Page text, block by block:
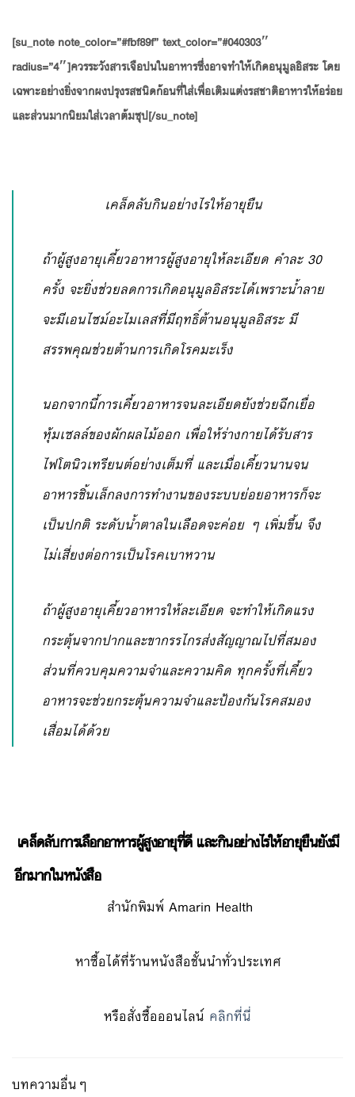
[su_note note_color=”#fbf89f” text_color=”#040303″
radius=”4″]ควรระวังสารเจือปนในอาหารซึ่งอาจทำให้เกิดอนุมูลอิสระ โดย
เฉพาะอย่างยิ่งจากผงปรุงรสชนิดก้อนที่ใส่เพื่อเติมแต่งรสชาติอาหารให้อร่อย
และส่วนมากนิยมใส่เวลาต้มซุป[/su_note]
เคล็ดลับกินอย่างไรให้อายุยืน
ถ้าผู้สูงอายุเคี้ยวอาหารผู้สูงอายุให้ละเอียด คำละ 30
ครั้ง จะยิ่งช่วยลดการเกิดอนุมูลอิสระได้เพราะน้ำลาย
จะมีเอนไซม์อะไมเลสที่มีฤทธิ์ต้านอนุมูลอิสระ มี
สรรพคุณช่วยต้านการเกิดโรคมะเร็ง
นอกจากนี้การเคี้ยวอาหารจนละเอียดยังช่วยฉีกเยื่อ
หุ้มเซลล์ของผักผลไม้ออก เพื่อให้ร่างกายได้รับสาร
ไฟโตนิวเทรียนต์อย่างเต็มที่ และเมื่อเคี้ยวนานจน
อาหารชิ้นเล็กลงการทำงานของระบบย่อยอาหารก็จะ
เป็นปกติ ระดับน้ำตาลในเลือดจะค่อย ๆ เพิ่มขึ้น จึง
ไม่เสี่ยงต่อการเป็นโรคเบาหวาน
ถ้าผู้สูงอายุเคี้ยวอาหารให้ละเอียด จะทำให้เกิดแรง
กระตุ้นจากปากและขากรรไกรส่งสัญญาณไปที่สมอง
ส่วนที่ควบคุมความจำและความคิด ทุกครั้งที่เคี้ยว
อาหารจะช่วยกระตุ้นความจำและป้องกันโรคสมอง
เสื่อมได้ด้วย
เคล็ดลับการเลือกอาหารผู้สูงอายุที่ดี และกินอย่างไรให้อายุยืนยังมี
อีกมากในหนังสือ
สำนักพิมพ์ Amarin Health
หาซื้อได้ที่ร้านหนังสือชั้นนำทั่วประเทศ
หรือสั่งซื้อออนไลน์ คลิกที่นี่
บทความอื่นๆ